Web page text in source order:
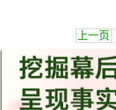
上一页